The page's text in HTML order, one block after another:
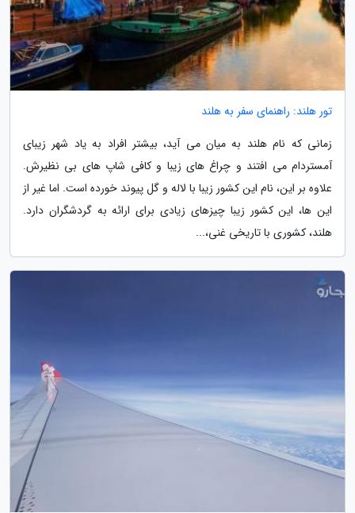
تور هلند: راهنمای سفر به هلند
زمانی که نام هلند به میان می آید، بیشتر افراد به یاد شهر زیبای
آمستردام می افتند و چراغ های زیبا و کافی شاپ های بی نظیرش.
علاوه بر این، نام این کشور زیبا با لاله و گل پیوند خورده است. اما غیر از
این ها، این کشور زیبا چیزهای زیادی برای ارائه به گردشگران دارد.
هلند، کشوری با تاریخی غنی،...